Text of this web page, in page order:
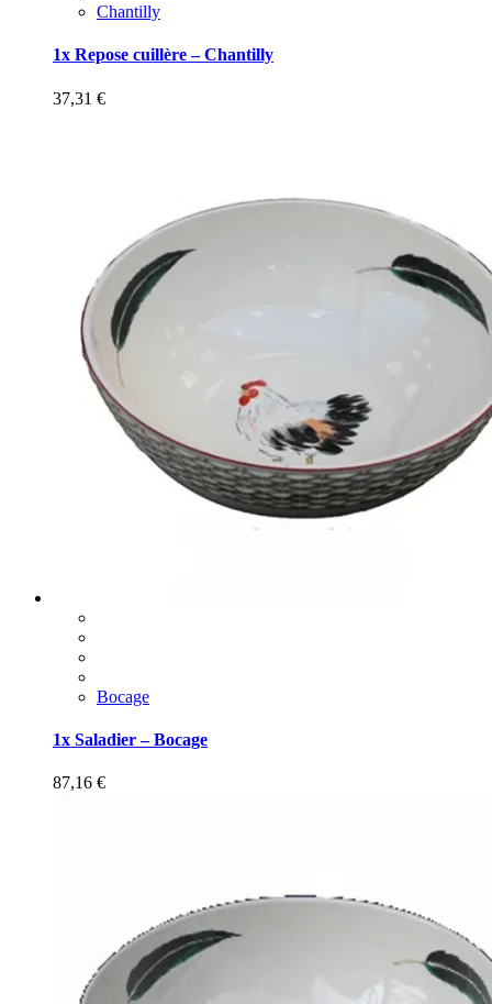
Chantilly
1x Repose cuillère – Chantilly
37,31 €
Bocage
1x Saladier – Bocage
87,16 €